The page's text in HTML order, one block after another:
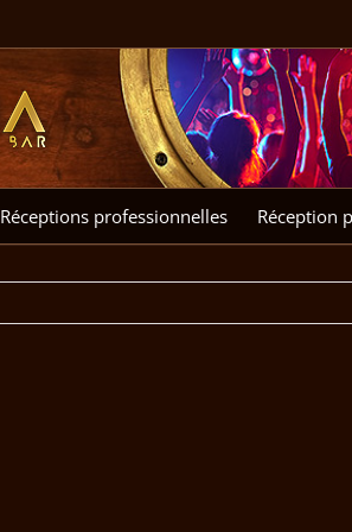
Réceptions professionnelles Réception